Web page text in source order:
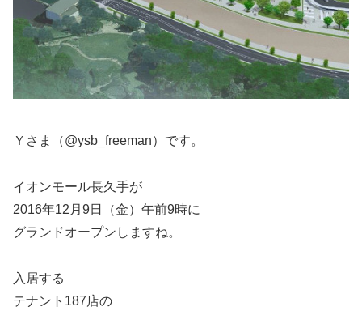
Ｙさま（@ysb_freeman）です。
イオンモール長久手が
2016年12月9日（金）午前9時に
グランドオープンしますね。
入居する
テナント187店の